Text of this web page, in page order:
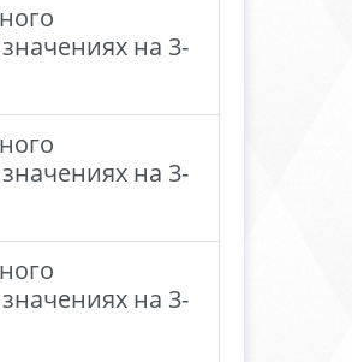
на 3-
на 3-
на 3-